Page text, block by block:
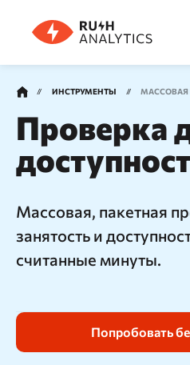
Меню
Инструменты
ИНСТРУМЕНТЫ МАССОВАЯ
Проверка
Массовая, пакетная
занятость и
считанные минуты.
Попробовать